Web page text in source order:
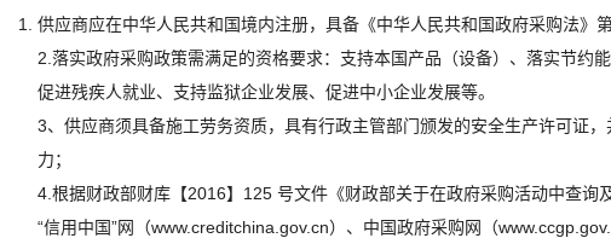
供应商应在中华人民共和国境内注册，具备《中华人民共和国政府采购法》
2.落实政府采购政策需满足的资格要求：支持本国产品（设备）、落实节约
促进残疾人就业、支持监狱企业发展、促进中小企业发展等。
3、供应商须具备施工劳务资质，具有行政主管部门颁发的安全生产许可证
力；
4.根据财政部财库【2016】125 号文件《财政部关于在政府采购活动中查询
“信用中国”网（www.creditchina.gov.cn）、中国政府采购网（